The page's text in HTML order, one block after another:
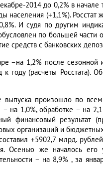
2014 до 0,2% в начале
населения (+1,1%). Росстат
И судя по другим
по большей части
средств с банковских
–на 1,2% после сезонной
(расчеты Росстата).
выпуска произошло по
на 1,0%, обработке – на
финансовый результат
организаций и
+5902,7 млрд.
Осенью же началось его
– на 8,9% , за